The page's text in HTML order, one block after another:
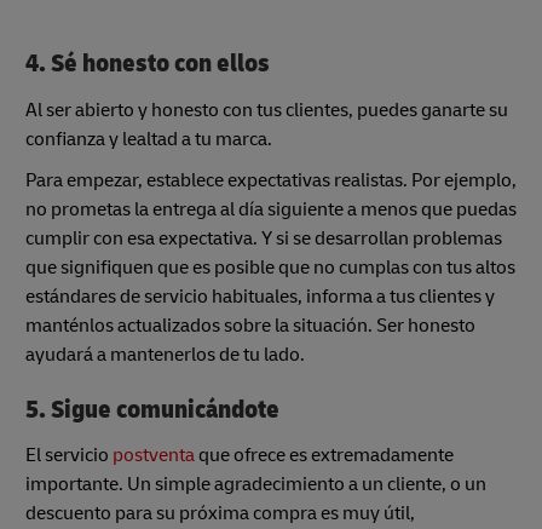
4. Sé honesto con ellos
Al ser abierto y honesto con tus clientes, puedes ganarte su
confianza y lealtad a tu marca.
Para empezar, establece expectativas realistas. Por ejemplo,
no prometas la entrega al día siguiente a menos que puedas
cumplir con esa expectativa. Y si se desarrollan problemas
que signifiquen que es posible que no cumplas con tus altos
estándares de servicio habituales, informa a tus clientes y
manténlos actualizados sobre la situación. Ser honesto
ayudará a mantenerlos de tu lado.
5. Sigue comunicándote
El servicio postventa que ofrece es extremadamente
importante. Un simple agradecimiento a un cliente, o un
descuento para su próxima compra es muy útil,